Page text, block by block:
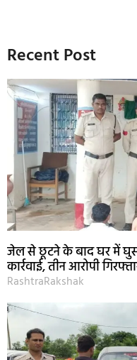
Recent Post
जेल से छूटने के बाद घर में
कार्रवाई, तीन आरोपी
RashtraRakshak